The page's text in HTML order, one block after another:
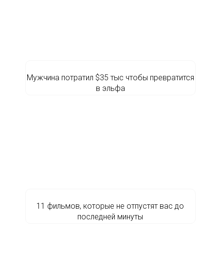
Мужчина потратил $35 тыс чтобы превратится
в эльфа
11 фильмов, которые не отпустят вас до
последней минуты